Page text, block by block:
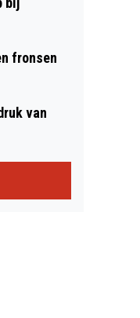
fronsen
van